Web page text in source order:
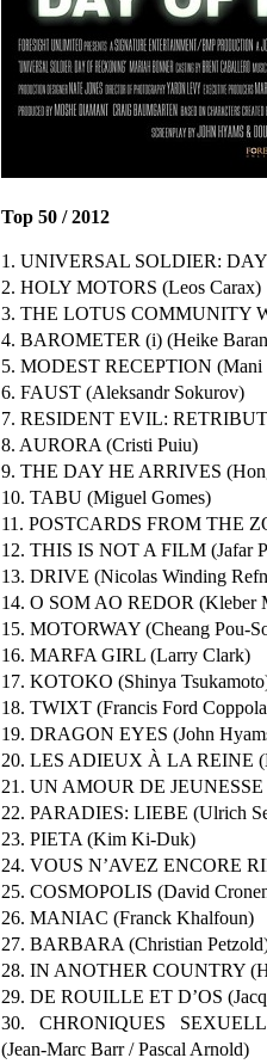
Top 50 / 2012
1. UNIVERSAL SOLDIER:
2. HOLY MOTORS (Leos Carax)
3. THE LOTUS COMMUNITY
4. BAROMETER (i) (Heike
5. MODEST RECEPTION (Mani
6. FAUST (Aleksandr Sokurov)
7. RESIDENT EVIL:
8. AURORA (Cristi Puiu)
9. THE DAY HE ARRIVES
10. TABU (Miguel Gomes)
11. POSTCARDS FROM THE
12. THIS IS NOT A FILM (Jafar
13. DRIVE (Nicolas Winding
14. O SOM AO REDOR (Kleber
15. MOTORWAY (Cheang Pou-
16. MARFA GIRL (Larry Clark)
17. KOTOKO (Shinya
18. TWIXT (Francis Ford
19. DRAGON EYES (John
20. LES ADIEUX À LA REINE
21. UN AMOUR DE JEUNESSE
22. PARADIES: LIEBE (Ulrich
23. PIETA (Kim Ki-Duk)
24. VOUS N’AVEZ ENCORE
25. COSMOPOLIS (David
26. MANIAC (Franck Khalfoun)
27. BARBARA (Christian
28. IN ANOTHER COUNTRY
29. DE ROUILLE ET D’OS
30. CHRONIQUES
(Jean-Marc Barr / Pascal Arnold)